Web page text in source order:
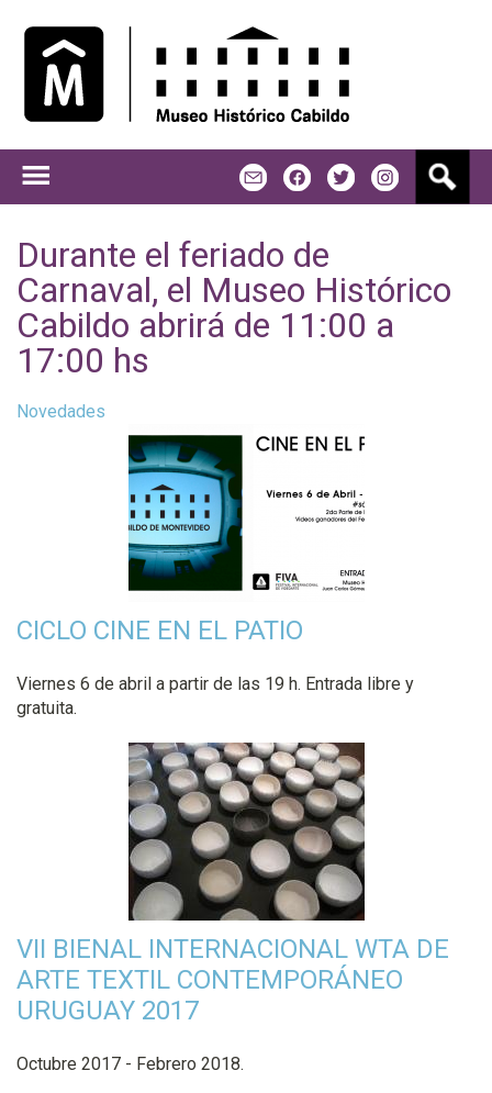
Durante el feriado de
Carnaval, el Museo Histórico
Cabildo abrirá de 11:00 a
17:00 hs
Novedades
CICLO CINE EN EL PATIO
Viernes 6 de abril a partir de las 19 h. Entrada libre y
gratuita.
VII BIENAL INTERNACIONAL WTA DE
ARTE TEXTIL CONTEMPORÁNEO
URUGUAY 2017
Octubre 2017 - Febrero 2018.
s
r